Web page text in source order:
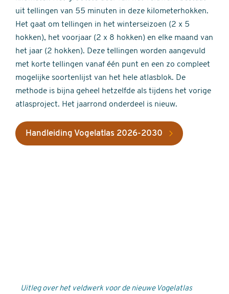
uit tellingen van 55 minuten in deze kilometerhokken.
Het gaat om tellingen in het winterseizoen (2 x 5
hokken), het voorjaar (2 x 8 hokken) en elke maand van
het jaar (2 hokken). Deze tellingen worden aangevuld
met korte tellingen vanaf één punt en een zo compleet
mogelijke soortenlijst van het hele atlasblok. De
methode is bijna geheel hetzelfde als tijdens het vorige
atlasproject. Het jaarrond onderdeel is nieuw.
Handleiding Vogelatlas 2026-2030
Uitleg over het veldwerk voor de nieuwe Vogelatlas